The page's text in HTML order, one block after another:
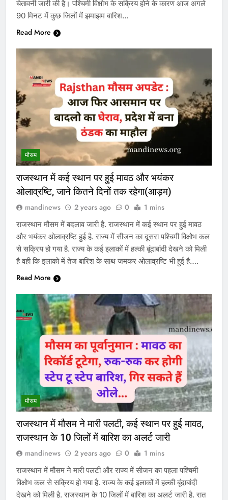
चेतावनी जारी की है। पश्चिमी विक्षोभ के सक्रिय होने के कारण आज अगले
90 मिनट में कुछ जिलों में झमाझम बारिश…
Read More
मौसम
राजस्थान में कई स्थान पर हुई मावठ और भयंकर
ओलाव्रष्टि, जाने कितने दिनों तक रहेगा(आड़म)
mandinews 2 years ago 0 1 mins
राजस्थान मौसम में बदलाव जारी है. राजस्थान में कई स्थान पर हुई मावठ
और भयंकर ओलाव्रष्टि हुई है. राज्य में सीजन का दूसरा पश्चिमी विक्षोभ कल
से सक्रिय हो गया है. राज्य के कई इलाकों में हल्की बूंदाबांदी देखने को मिली
है वही कि इलाको में तेज बारिश के साथ जमकर ओलाव्रष्टि भी हुई है….
Read More
मौसम
राजस्थान में मौसम ने मारी पलटी, कई स्थान पर हुई मावठ,
राजस्थान के 10 जिलों में बारिश का अलर्ट जारी
mandinews 2 years ago 0 1 mins
राजस्थान में मौसम ने मारी पलटी और राज्य में सीजन का पहला पश्चिमी
विक्षोभ कल से सक्रिय हो गया है. राज्य के कई इलाकों में हल्की बूंदाबांदी
देखने को मिली है. राजस्थान के 10 जिलों में बारिश का अलर्ट जारी है. रात